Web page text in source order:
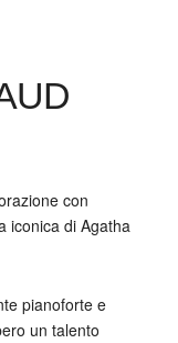
con
iconica di Agatha
pianoforte e
un talento